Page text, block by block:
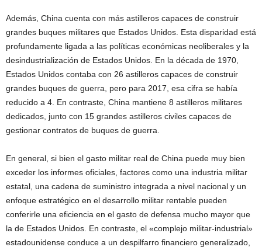
Además, China cuenta con más astilleros capaces de construir
grandes buques militares que Estados Unidos. Esta disparidad está
profundamente ligada a las políticas económicas neoliberales y la
desindustrialización de Estados Unidos. En la década de 1970,
Estados Unidos contaba con 26 astilleros capaces de construir
grandes buques de guerra, pero para 2017, esa cifra se había
reducido a 4. En contraste, China mantiene 8 astilleros militares
dedicados, junto con 15 grandes astilleros civiles capaces de
gestionar contratos de buques de guerra.
En general, si bien el gasto militar real de China puede muy bien
exceder los informes oficiales, factores como una industria militar
estatal, una cadena de suministro integrada a nivel nacional y un
enfoque estratégico en el desarrollo militar rentable pueden
conferirle una eficiencia en el gasto de defensa mucho mayor que
la de Estados Unidos. En contraste, el «complejo militar-industrial»
estadounidense conduce a un despilfarro financiero generalizado,